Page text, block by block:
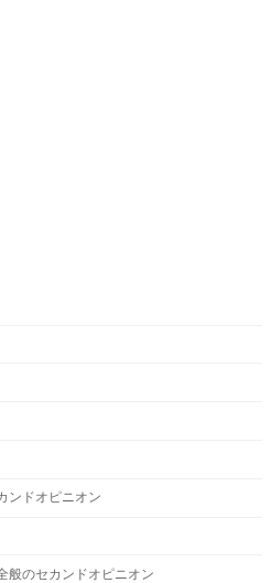
ンドオピニオン
般のセカンドオピニオン